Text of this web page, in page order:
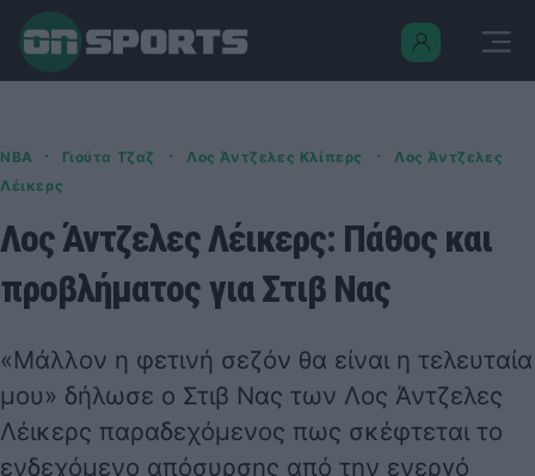
NBA · Γιούτα Τζαζ · Λος Άντζελες Κλίπερς ·
Λος Άντζελες
Λέικερς
Λος Άντζελες Λέικερς: Πάθος και
προβλήματος για Στιβ Νας
«Μάλλον η φετινή σεζόν θα είναι η τελευταία
μου» δήλωσε ο Στιβ Νας των Λος Άντζελες
Λέικερς παραδεχόμενος πως σκέφτεται το
ενδεχόμενο απόσυρσης από την ενεργό